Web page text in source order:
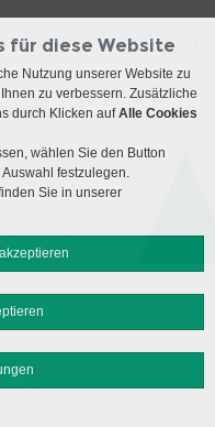
Sitemap
für diese Website
Nutzung unserer Website zu
zu verbessern. Zusätzliche
durch Klicken aufAlle Cookies
wählen Sie den Button
festzulegen.
Sie in unserer